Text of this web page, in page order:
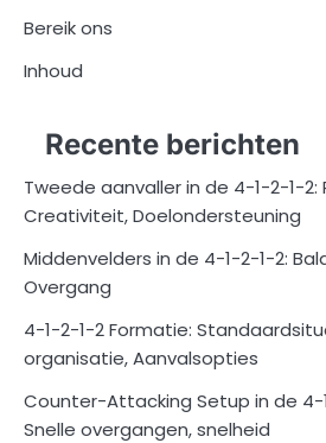
Bereik ons
Inhoud
Recente berichten
Tweede aanvaller in de 4-1-2-1-2:
Creativiteit, Doelondersteuning
Middenvelders in de 4-1-2-1-2:
Overgang
4-1-2-1-2 Formatie:
organisatie, Aanvalsopties
Counter-Attacking Setup in de 4-
Snelle overgangen, snelheid